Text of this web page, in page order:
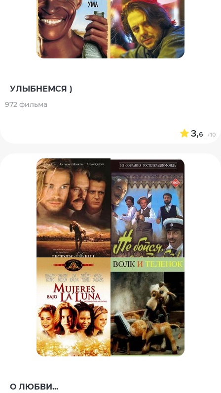
УЛЫБНЕМСЯ )
972 фильма
3,6 /10
О ЛЮБВИ...